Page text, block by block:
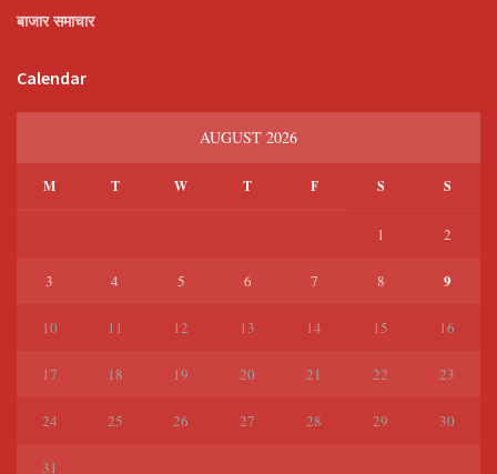
बाजार समाचार
Calendar
AUGUST 2026
M T W T F S S
1 2
3 4 5 6 7 8 9
10 11 12 13 14 15 16
17 18 19 20 21 22 23
24 25 26 27 28 29 30
31